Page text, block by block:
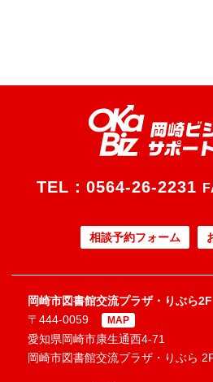
TEL： 0564-26-2231
相談予約フォーム
岡崎市図書館交流プラザ・りぶら2F
〒444-0059
MAP
愛知県岡崎市康生通西4-71
岡崎市図書館交流プラザ・りぶら